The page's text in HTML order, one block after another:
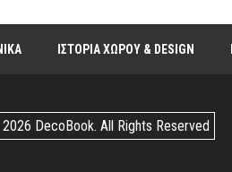
ΙΣΤΟΡΙΑ ΧΩΡΟΥ & DESIGN
2026 DecoBook. All Rights Reserved